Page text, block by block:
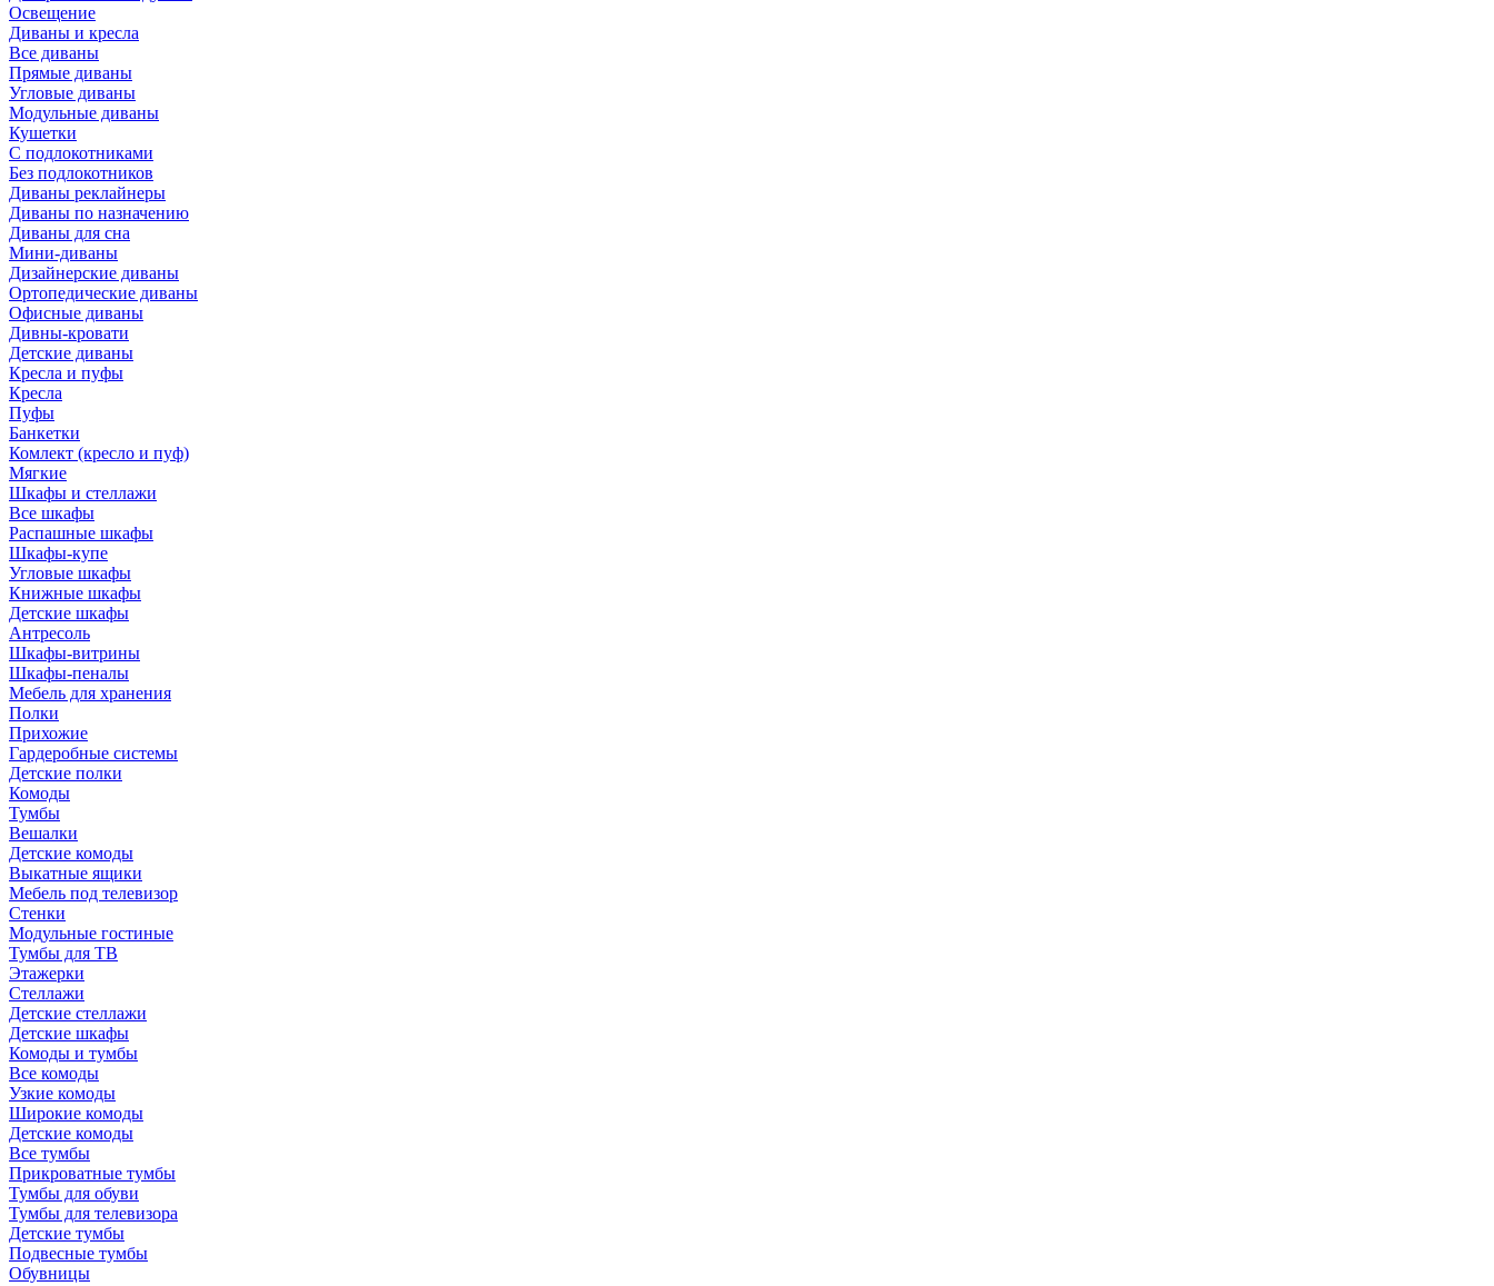
Освещение
Диваны и кресла
Все диваны
Прямые диваны
Угловые диваны
Модульные диваны
Кушетки
С подлокотниками
Без подлокотников
Диваны реклайнеры
Диваны по назначению
Диваны для сна
Мини-диваны
Дизайнерские диваны
Ортопедические диваны
Офисные диваны
Дивны-кровати
Детские диваны
Кресла и пуфы
Кресла
Пуфы
Банкетки
Комлект (кресло и пуф)
Мягкие
Шкафы и стеллажи
Все шкафы
Распашные шкафы
Шкафы-купе
Угловые шкафы
Книжные шкафы
Детские шкафы
Антресоль
Шкафы-витрины
Шкафы-пеналы
Мебель для хранения
Полки
Прихожие
Гардеробные системы
Детские полки
Комоды
Тумбы
Вешалки
Детские комоды
Выкатные ящики
Мебель под телевизор
Стенки
Модульные гостиные
Тумбы для ТВ
Этажерки
Стеллажи
Детские стеллажи
Детские шкафы
Комоды и тумбы
Все комоды
Узкие комоды
Широкие комоды
Детские комоды
Все тумбы
Прикроватные тумбы
Тумбы для обуви
Тумбы для телевизора
Детские тумбы
Подвесные тумбы
Обувницы